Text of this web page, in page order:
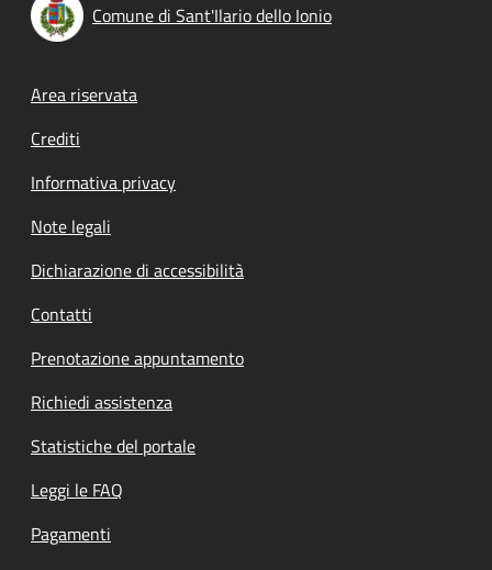
Comune di Sant'Ilario dello Ionio
Footer menu
Area riservata
Crediti
Informativa privacy
Note legali
Dichiarazione di accessibilità
Contatti
Prenotazione appuntamento
Richiedi assistenza
Statistiche del portale
Leggi le FAQ
Pagamenti